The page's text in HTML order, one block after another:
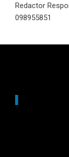
Redactor
098955851